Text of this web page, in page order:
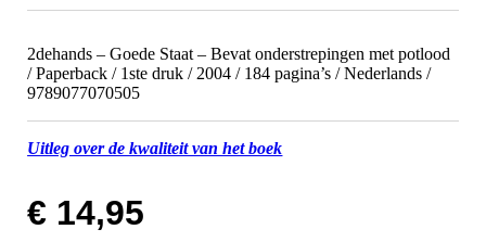
2dehands – Goede Staat – Bevat onderstrepingen met potlood
/ Paperback / 1ste druk / 2004 / 184 pagina’s / Nederlands /
9789077070505
Uitleg over de kwaliteit van het boek
€ 14,95